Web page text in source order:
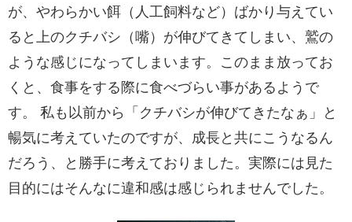
が、やわらかい餌（人工飼料など）ばかり与えてい
ると上のクチバシ（嘴）が伸びてきてしまい、鷲の
ような感じになってしまいます。このまま放ってお
くと、食事をする際に食べづらい事があるようで
す。 私も以前から「クチバシが伸びてきたなぁ」と
暢気に考えていたのですが、成長と共にこうなるん
だろう、と勝手に考えておりました。実際には見た
目的にはそんなに違和感は感じられませんでした。